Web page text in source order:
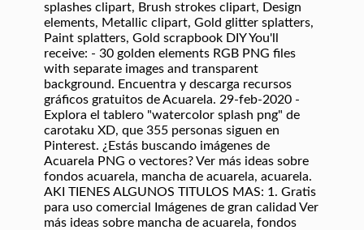
splashes clipart, Brush strokes clipart, Design
elements, Metallic clipart, Gold glitter splatters,
Paint splatters, Gold scrapbook DIY You'll
receive: - 30 golden elements RGB PNG files
with separate images and transparent
background. Encuentra y descarga recursos
gráficos gratuitos de Acuarela. 29-feb-2020 -
Explora el tablero "watercolor splash png" de
carotaku XD, que 355 personas siguen en
Pinterest. ¿Estás buscando imágenes de
Acuarela PNG o vectores? Ver más ideas sobre
fondos acuarela, mancha de acuarela, acuarela.
AKI TIENES ALGUNOS TITULOS MAS: 1. Gratis
para uso comercial Imágenes de gran calidad Ver
más ideas sobre mancha de acuarela, fondos